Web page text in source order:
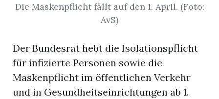
Die Maskenpflicht fällt auf den 1. April. (Foto:
AvS)
Der Bundesrat hebt die Isolationspflicht
für infizierte Personen sowie die
Maskenpflicht im öffentlichen Verkehr
und in Gesundheitseinrichtungen ab 1.